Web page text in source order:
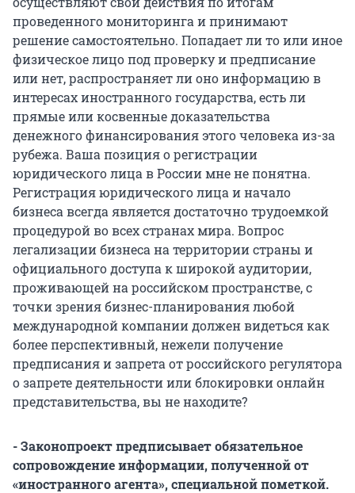
проведенного мониторинга и принимают
решение самостоятельно. Попадает ли то или иное
физическое лицо под проверку и предписание
или нет, распространяет ли оно информацию в
интересах иностранного государства, есть ли
прямые или косвенные доказательства
денежного финансирования этого человека из-за
рубежа. Ваша позиция о регистрации
юридического лица в России мне не понятна.
Регистрация юридического лица и начало
бизнеса всегда является достаточно трудоемкой
процедурой во всех странах мира. Вопрос
легализации бизнеса на территории страны и
официального доступа к широкой аудитории,
проживающей на российском пространстве, с
точки зрения бизнес-планирования любой
международной компании должен видеться как
более перспективный, нежели получение
предписания и запрета от российского регулятора
о запрете деятельности или блокировки онлайн
представительства, вы не находите?
- Законопроект предписывает обязательное
сопровождение информации, полученной от
«иностранного агента», специальной пометкой.